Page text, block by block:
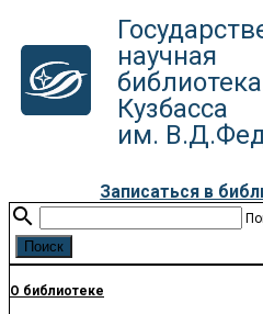
научная
библиотека
Кузбасса
им.
Записаться в
search
О библиотеке